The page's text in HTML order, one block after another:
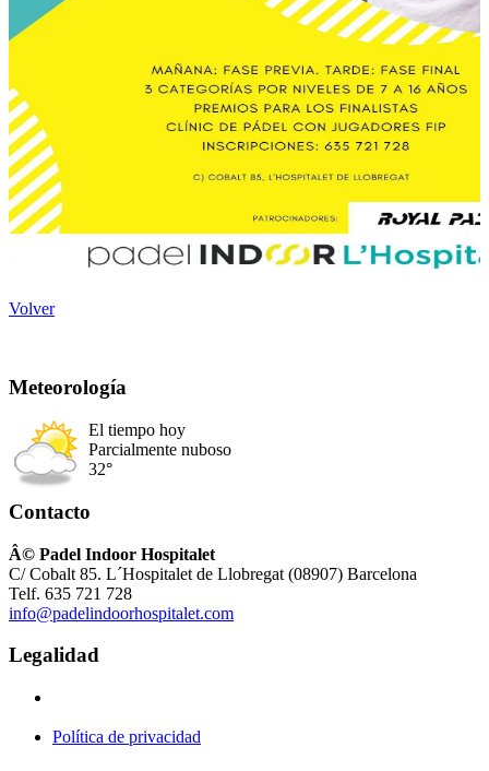
Volver
Meteorología
El tiempo hoy
Parcialmente nuboso
32°
Contacto
Â© Padel Indoor Hospitalet
C/ Cobalt 85. L´Hospitalet de Llobregat (08907) Barcelona
Telf. 635 721 728
info@padelindoorhospitalet.com
Legalidad
Política de privacidad